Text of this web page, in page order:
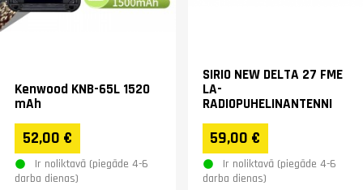
Kenwood KNB-65L 1520
mAh
52,00 €
Ir noliktavā (piegāde 4-6
darba dienas)
SIRIO NEW DELTA 27 FME
LA-
RADIOPUHELINANTENNI
59,00 €
Ir noliktavā (piegāde 4-6
darba dienas)